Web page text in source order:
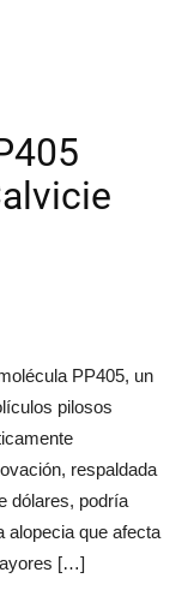
PP405, un
pilosos
respaldada
dólares, podría
alopecia que afecta
[…]